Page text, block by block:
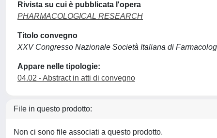
Rivista su cui è pubblicata l'opera
PHARMACOLOGICAL RESEARCH
Titolo convegno
XXV Congresso Nazionale Società Italiana di
Appare nelle tipologie:
04.02 - Abstract in atti di convegno
File in questo prodotto:
Non ci sono file associati a questo prodotto.